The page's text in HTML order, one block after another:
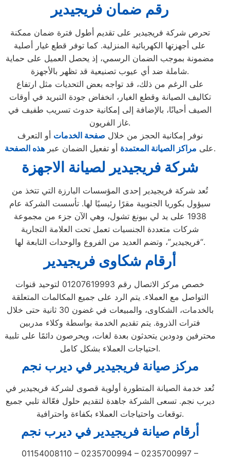
رقم ضمان فريجيدير
تحرص شركة فريجيدير على تقديم أطول فترة ضمان ممكنة
على أجهزتها الكهربائية المنزلية. كما توفر قطع غيار أصلية
مضمونة بموجب الضمان الرسمي، إذ يحصل العميل على حماية
شاملة ضد أي عيوب تصنيعية قد تظهر بالأجهزة.
على الرغم من ذلك، قد تواجه بعض التحديات مثل ارتفاع
تكاليف الصيانة وقطع الغيار، انخفاض جودة التبريد في أوقات
الصيف أحيانًا، بالإضافة إلى إمكانية حدوث تسريب طفيف في
غاز الفريون.
نوفر إمكانية الحجز من خلال صفحة الخدمات أو التعرف
على مراكز الصيانة المعتمدة أو تفعيل الضمان عبرهذه الصفحة .
شركة فريجيدير لصيانة الاجهزة
تُعد شركة فريجيدير إحدى المؤسسات البارزة التي تتخذ من
سيؤول بكوريا الجنوبية مقرًا رئيسيًا لها. تأسست الشركة عام
1938 على يد لي بيونغ تشول، وهي الآن جزء من مجموعة
شركات متعددة الجنسيات تعمل تحت العلامة التجارية
“فريجيدير”، وتضم العديد من الفروع والوحدات التابعة لها.
أرقام شكاوى فريجيدير
خصص مركز الاتصال رقم 01207619993 لتوحيد قنوات
التواصل مع العملاء. يتم الرد على جميع المكالمات المتعلقة
بالخدمات، الشكاوى، والمبيعات في غضون 30 ثانية حتى خلال
فترات الذروة. يتم تقديم الخدمة بواسطة وكلاء مدربين
محترفين ودودين يتحدثون بعدة لغات، ويحرصون دائمًا على تلبية
احتياجات العملاء بشكل كامل.
مركز صيانة فريجيدير في ديرب نجم
تُعد خدمة الصيانة المتطورة أولوية قصوى لشركة فريجيدير في
ديرب نجم. تسعى الشركة جاهدة لتقديم حلول فعّالة تلبي جميع
توقعات واحتياجات العملاء بكفاءة واحترافية.
أرقام صيانة فريجيدير في ديرب نجم
01154008110 – 0235700994 – 0235700997 –